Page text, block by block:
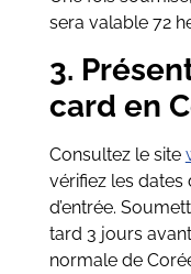
sera valable 72
3.
card en
Consultez le site
vérifiez les
d’entrée.
tard 3 jours
normale de